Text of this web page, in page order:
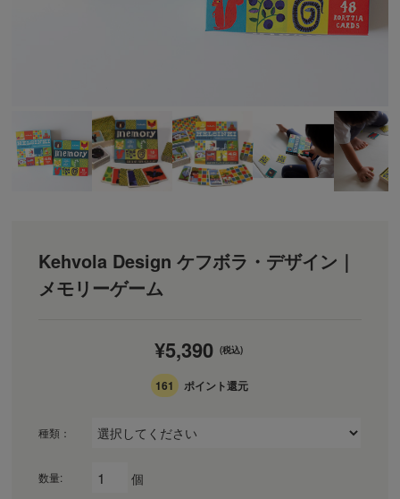
Kehvola Design ケフボラ・デザイン｜
メモリーゲーム
¥5,390 (税込)
161 ポイント還元
種類：
数量: 個